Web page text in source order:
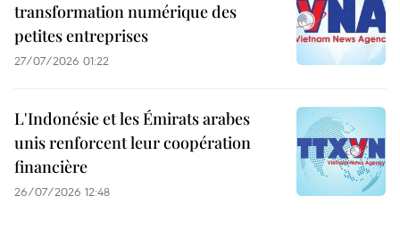
transformation numérique des
petites entreprises
27/07/2026 01:22
L'Indonésie et les Émirats arabes
unis renforcent leur coopération
financière
26/07/2026 12:48